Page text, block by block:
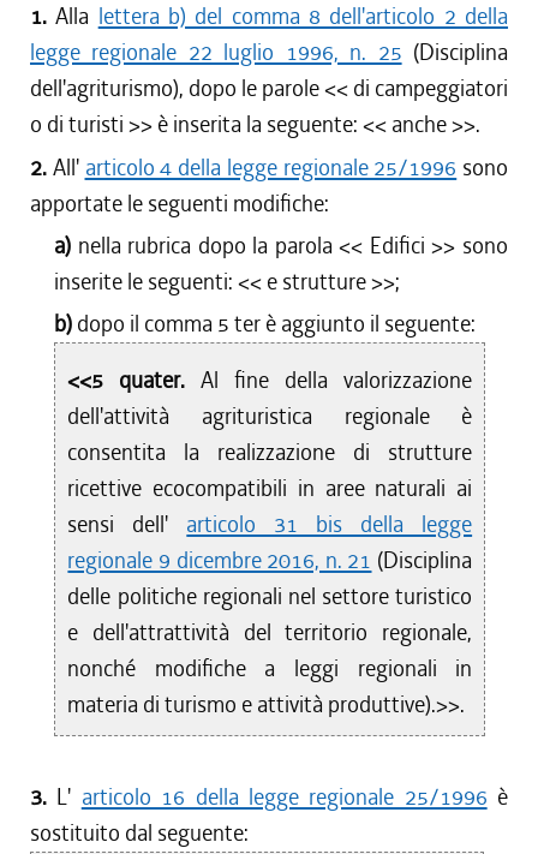
1.Alla lettera b) del comma 8 dell'articolo 2 della
legge regionale 22 luglio 1996, n. 25 (Disciplina
dell'agriturismo), dopo le parole << di campeggiatori
o di turisti >> è inserita la seguente: << anche>>.
2. All' articolo 4 della legge regionale 25/1996 sono
apportate le seguenti modifiche:
a) nella rubrica dopo la parola << Edifici >> sono
inserite le seguenti: << e strutture>>;
b) dopo il comma 5 ter è aggiunto il seguente:
<<5 quater.Al fine della valorizzazione
dell'attività agrituristica regionale è
consentita la realizzazione di strutture
ricettive ecocompatibili in aree naturali ai
sensi dell' articolo 31 bis della legge
regionale 9 dicembre 2016, n. 21 (Disciplina
delle politiche regionali nel settore turistico
e dell'attrattività del territorio regionale,
nonché modifiche a leggi regionali in
materia di turismo e attività produttive).>>.
3. L' articolo 16 della legge regionale 25/1996 è
sostituito dal seguente: